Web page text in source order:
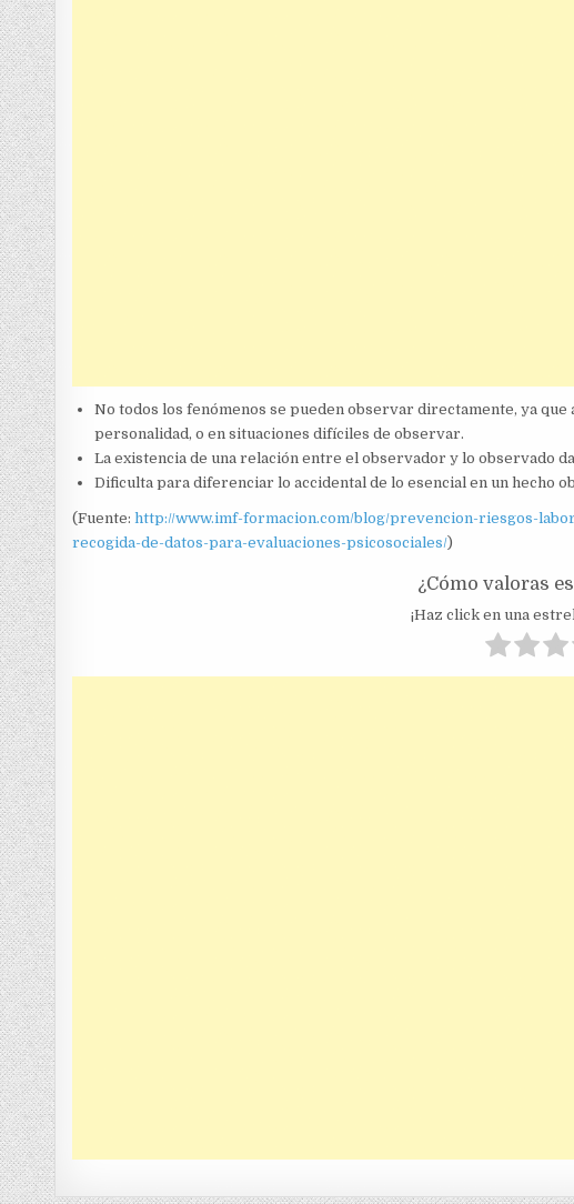
No todos los fenómenos se pueden observar directamente, ya
personalidad, o en situaciones difíciles de observar.
La existencia de una relación entre el observador y lo observado
Dificulta para diferenciar lo accidental de lo esencial en un hecho
(Fuente:http://www.imf-formacion.com/blog/prevencion-riesgos-
recogida-de-datos-para-evaluaciones-psicosociales/)
¿Cómo valoras
¡Haz click en una